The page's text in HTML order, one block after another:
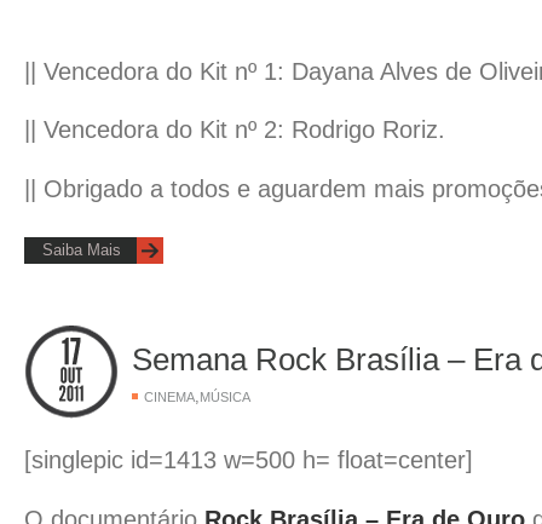
|| Vencedora do Kit nº 1: Dayana Alves de
|| Vencedora do Kit nº 2: Rodrigo Roriz.
|| Obrigado a todos e aguardem mais
Saiba Mais
Semana Rock Brasília – Era
CINEMA, MÚSICA
[singlepic id=1413 w=500 h= float=center]